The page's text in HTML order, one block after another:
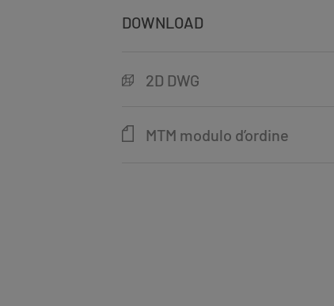
DOWNLOAD
2D DWG
MTM modulo d’ordine